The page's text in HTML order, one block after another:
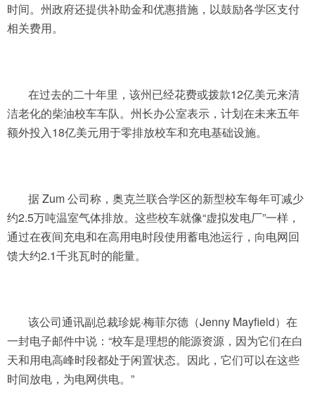
时间。州政府还提供补助金和优惠措施，以鼓励各学区支付
相关费用。
在过去的二十年里，该州已经花费或拨款12亿美元来清
洁老化的柴油校车车队。州长办公室表示，计划在未来五年
额外投入18亿美元用于零排放校车和充电基础设施。
据 Zum 公司称，奥克兰联合学区的新型校车每年可减少
约2.5万吨温室气体排放。这些校车就像“虚拟发电厂”一样，
通过在夜间充电和在高用电时段使用蓄电池运行，向电网回
馈大约2.1千兆瓦时的能量。
该公司通讯副总裁珍妮·梅菲尔德（Jenny Mayfield）在
一封电子邮件中说：“校车是理想的能源资源，因为它们在白
天和用电高峰时段都处于闲置状态。因此，它们可以在这些
时间放电，为电网供电。”